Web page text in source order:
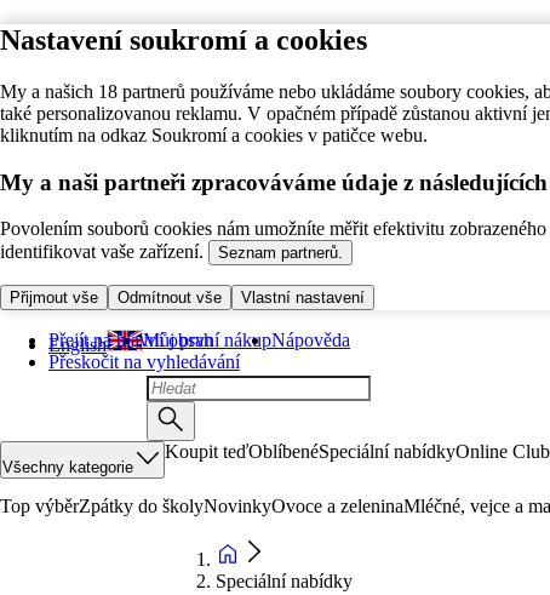
Nastavení soukromí a cookies
My a našich 18 partnerů používáme nebo ukládáme soubory cookies,
také personalizovanou reklamu. V opačném případě zůstanou aktivní
kliknutím na odkaz Soukromí a cookies v patičce webu.
My a naši partneři zpracováváme údaje z
Povolením souborů cookies nám umožníte měřit efektivitu
identifikovat vaše zařízení.
Seznam partnerů.
Přijmout vše Odmítnout vše Vlastní nastavení
Přejít na hlavní obsah
Přeskočit na vyhledávání
English Můj první nákupNápověda
Všechny kategorie
Koupit teďOblíbenéSpeciální nabídkyOnline Club
Top výběrZpátky do školyNovinkyOvoce a zeleninaMléčné, vejce a
Speciální nabídky